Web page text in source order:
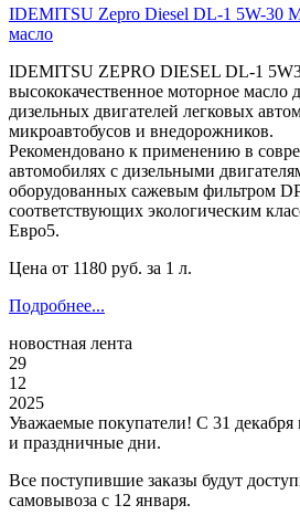
IDEMITSU Zepro Diesel DL-1 5W-30
масло
IDEMITSU ZEPRO DIESEL DL-1
высококачественное моторное масло
дизельных двигателей легковых
микроавтобусов и внедорожников.
Рекомендовано к применению в
автомобилях с дизельными
оборудованных сажевым фильтром
соответствующих экологическим
Евро5.
Цена от 1180 руб. за 1 л.
Подробнее...
новостная лента
29
12
2025
Уважаемые покупатели! С 31 декабря
и праздничные дни.
Все поступившие заказы будут
самовывоза с 12 января.